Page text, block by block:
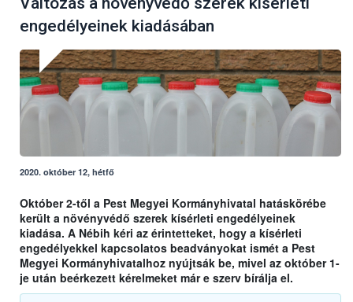
engedélyeinek kiadásában
2020. október 12, hétfő
Október 2-től a Pest Megyei Kormányhivatal hatáskörébe
került a növényvédő szerek kísérleti engedélyeinek
kiadása. A Nébih kéri az érintetteket, hogy a kísérleti
engedélyekkel kapcsolatos beadványokat ismét a Pest
Megyei Kormányhivatalhoz nyújtsák be, mivel az október 1-
je után beérkezett kérelmeket már e szerv bírálja el.